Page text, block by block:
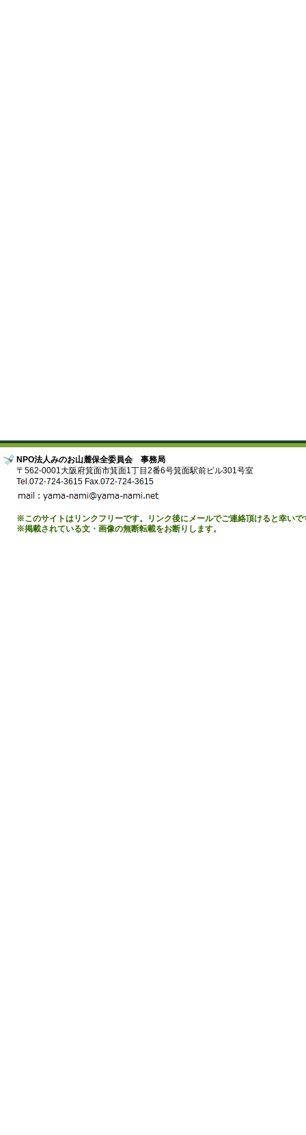
NPO法人みのお山麓保全委員会 事務局
〒562-0001大阪府箕面市箕面1丁目2番6号箕面駅前ビル301号室
Tel.072-724-3615 Fax.072-724-3615
※このサイトはリンクフリーです。リンク後にメールでご連絡頂けると幸いで
※掲載されている文・画像の無断転載をお断りします。